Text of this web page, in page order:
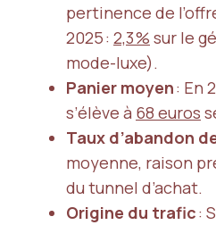
pertinence de
2025 : 2,3 % sur le
mode-luxe).
Panier moyen: En
s’élève à 68 euros
Taux d’abandon
moyenne, raison
du tunnel d’achat.
Origine du trafic: